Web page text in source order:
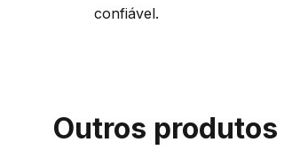
confiável.
Outros produtos